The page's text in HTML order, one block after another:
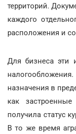
территорий.
каждого
расположения и
Для бизнеса эти
налогообложения.
назначения в
как
получила статус
В то же время